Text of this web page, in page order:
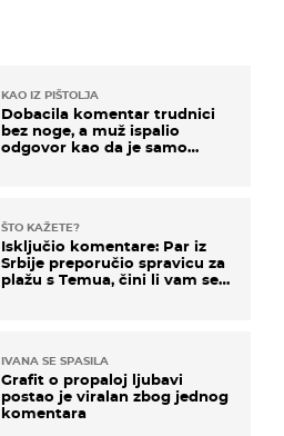
KAO IZ PIŠTOLJA
Dobacila komentar trudnici
bez noge, a muž ispalio
odgovor kao da je samo
ŠTO KAŽETE?
Isključio komentare: Par iz
Srbije preporučio spravicu za
plažu s Temua, čini li vam se
IVANA SE SPASILA
Grafit o propaloj ljubavi
postao je viralan zbog jednog
komentara